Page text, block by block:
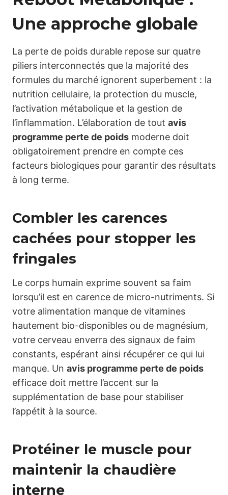
Une approche globale
La perte de poids durable repose sur quatre
piliers interconnectés que la majorité des
formules du marché ignorent superbement : la
nutrition cellulaire, la protection du muscle,
l’activation métabolique et la gestion de
l’inflammation. L’élaboration de tout avis
programme perte de poids moderne doit
obligatoirement prendre en compte ces
facteurs biologiques pour garantir des résultats
à long terme.
Combler les carences
cachées pour stopper les
fringales
Le corps humain exprime souvent sa faim
lorsqu’il est en carence de micro-nutriments. Si
votre alimentation manque de vitamines
hautement bio-disponibles ou de magnésium,
votre cerveau enverra des signaux de faim
constants, espérant ainsi récupérer ce qui lui
manque. Un avis programme perte de poids
efficace doit mettre l’accent sur la
supplémentation de base pour stabiliser
l’appétit à la source.
Protéiner le muscle pour
maintenir la chaudière
interne